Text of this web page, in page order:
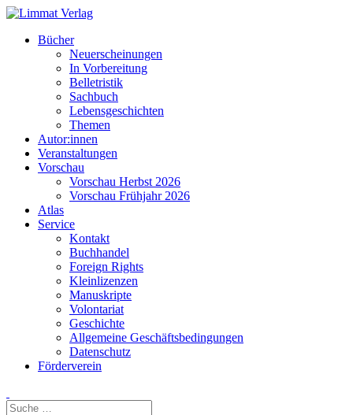
Bücher
Neuerscheinungen
In Vorbereitung
Belletristik
Sachbuch
Lebensgeschichten
Themen
Autor:innen
Veranstaltungen
Vorschau
Vorschau Herbst 2026
Vorschau Frühjahr 2026
Atlas
Service
Kontakt
Buchhandel
Foreign Rights
Kleinlizenzen
Manuskripte
Volontariat
Geschichte
Allgemeine Geschäftsbedingungen
Datenschutz
Förderverein